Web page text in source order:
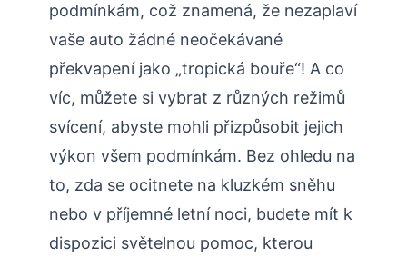
podmínkám, což znamená, že nezaplaví
vaše auto žádné neočekávané
překvapení jako „tropická bouře“! A co
víc, můžete si vybrat z různých režimů
svícení, abyste mohli přizpůsobit jejich
výkon všem podmínkám. Bez ohledu na
to, zda se ocitnete na kluzkém sněhu
nebo v příjemné letní noci, budete mít k
dispozici světelnou pomoc, kterou